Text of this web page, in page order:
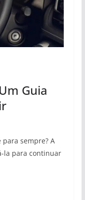
Guia
para sempre? A
la para continuar